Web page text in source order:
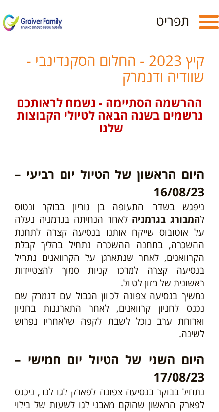
Toggle
navigation
תפריט
קיץ 2023 - החלום הסקנדינבי -
שוודיה ודנמרק
ההרשמה הסתיימה - נשמח לראותכם
נרשמים בשנה הבאה לטיולי הקבוצות
שלנו
היום הראשון של הטיול יום רביעי –
16/08/23
ניפגש בשדה התעופה בן גוריון בבוקר ונטוס
להמבורג בגרמניה לאחר הנחיתה בגרמניה נעלה
על אוטובוס שייקח אותנו בנסיעה קצרה לתחנת
ההשכרה, בתחנה ההשכרה נתחיל בהליך קבלת
הקרוואנים, לאחר שנתארגן על הקרוואנים נתחיל
בנסיעה קצרה למרכז קניות סמוך להצטיידות
ראשונית של מזון לטיול.
נמשיך בנסיעה צפונה לכיוון הגבול עם דנמרק שם
נכנס לחניון קרוואנים, לאחר התארגנות בחניון
וארוחת ערב נוכל לשבת לקפה שלאחריו נפרוש
לשינה.
היום השני של הטיול יום חמישי –
17/08/23
נתחיל בבוקר בנסיעה צפונה לפארק לגו לנד, ניכנס
לפארק הראשון שהוקם מאבני לגו לשעות של בילוי